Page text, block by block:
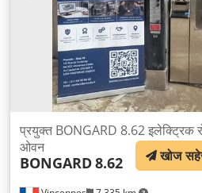
प्रयुक्त BONGARD 8.62 इलेक्ट्रिक
ओवन
BONGARD8.62 खोज